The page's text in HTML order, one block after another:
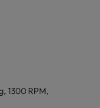
1300 RPM,